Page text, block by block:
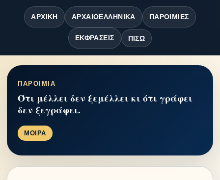
ΑΡΧΙΚΉ ΑΡΧΑΙΟΕΛΛΗΝΙΚΆ ΠΑΡΟΙΜΊΕΣ
ΕΚΦΡΆΣΕΙΣ ΠΊΣΩ
ΠΑΡΟΙΜΙΑ
Ότι μέλλει δεν ξεμέλλει κι ότι γράφει
δεν ξεγράφει.
ΜΟΙΡΑ